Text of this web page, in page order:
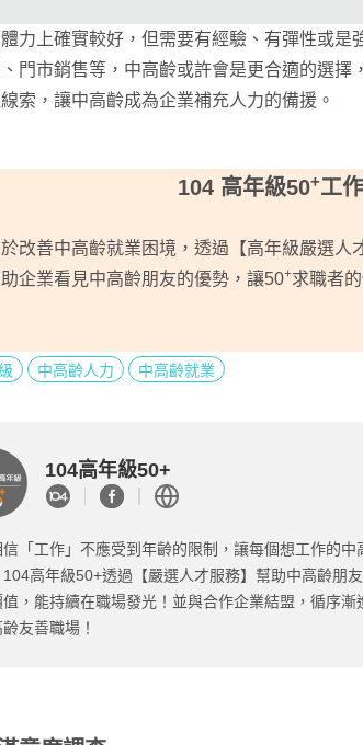
力上確實較好，但需要有經驗、有彈性或是
門市銷售等，中高齡或許會是更合適的選擇
索，讓中高齡成為企業補充人力的備援。
104 高年級50+工作
改善中高齡就業困境，透過【高年級嚴選人
助企業看見中高齡朋友的優勢，讓50+求職者
中高齡人力 中高齡就業
104高年級50+
「工作」不應受到年齡的限制，讓每個想工作的
高年級50+透過【嚴選人才服務】幫助中高齡朋
，能持續在職場發光！並與合作企業結盟，循序
友善職場！